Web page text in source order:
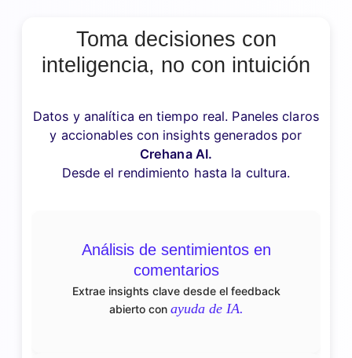
Toma decisiones con
inteligencia, no con intuición
Datos y analítica en tiempo real. Paneles claros
y accionables con insights generados por
Crehana AI.
Desde el rendimiento hasta la cultura.
Análisis de sentimientos en
comentarios
Extrae insights clave desde el feedback
abierto con ayuda de IA.